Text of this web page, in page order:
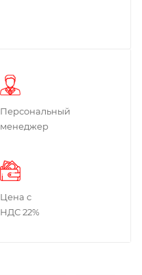
Персональный
менеджер
Цена с
НДС 22%